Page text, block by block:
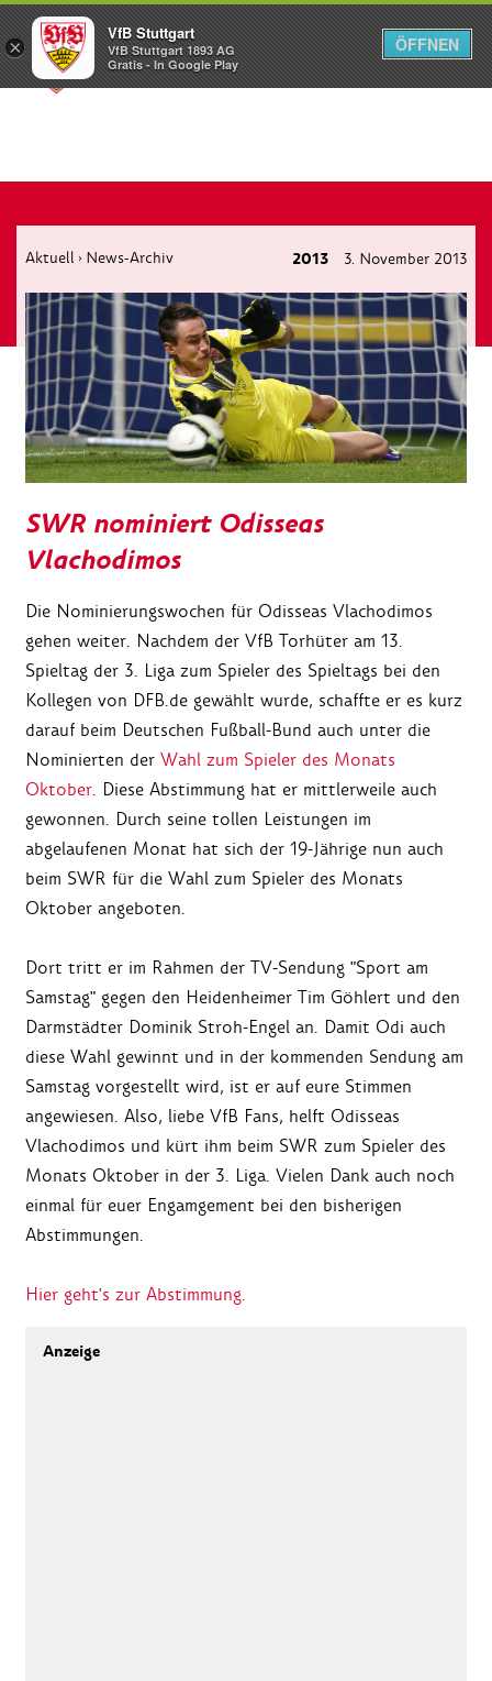
Menü
Aktuell › News-Archiv 2013 3. November 2013
SWR nominiert Odisseas
Vlachodimos
Die Nominierungswochen für Odisseas Vlachodimos
gehen weiter. Nachdem der VfB Torhüter am 13.
Spieltag der 3. Liga zum Spieler des Spieltags bei den
Kollegen von DFB.de gewählt wurde, schaffte er es kurz
darauf beim Deutschen Fußball-Bund auch unter die
Nominierten der Wahl zum Spieler des Monats
Oktober. Diese Abstimmung hat er mittlerweile auch
gewonnen. Durch seine tollen Leistungen im
abgelaufenen Monat hat sich der 19-Jährige nun auch
beim SWR für die Wahl zum Spieler des Monats
Oktober angeboten.
Dort tritt er im Rahmen der TV-Sendung "Sport am
Samstag" gegen den Heidenheimer Tim Göhlert und den
Darmstädter Dominik Stroh-Engel an. Damit Odi auch
diese Wahl gewinnt und in der kommenden Sendung am
Samstag vorgestellt wird, ist er auf eure Stimmen
angewiesen. Also, liebe VfB Fans, helft Odisseas
Vlachodimos und kürt ihm beim SWR zum Spieler des
Monats Oktober in der 3. Liga. Vielen Dank auch noch
einmal für euer Engamgement bei den bisherigen
Abstimmungen.
Hier geht's zur Abstimmung.
×
VfB Stuttgart
VfB Stuttgart 1893 AG
Gratis - In Google Play
ÖFFNEN